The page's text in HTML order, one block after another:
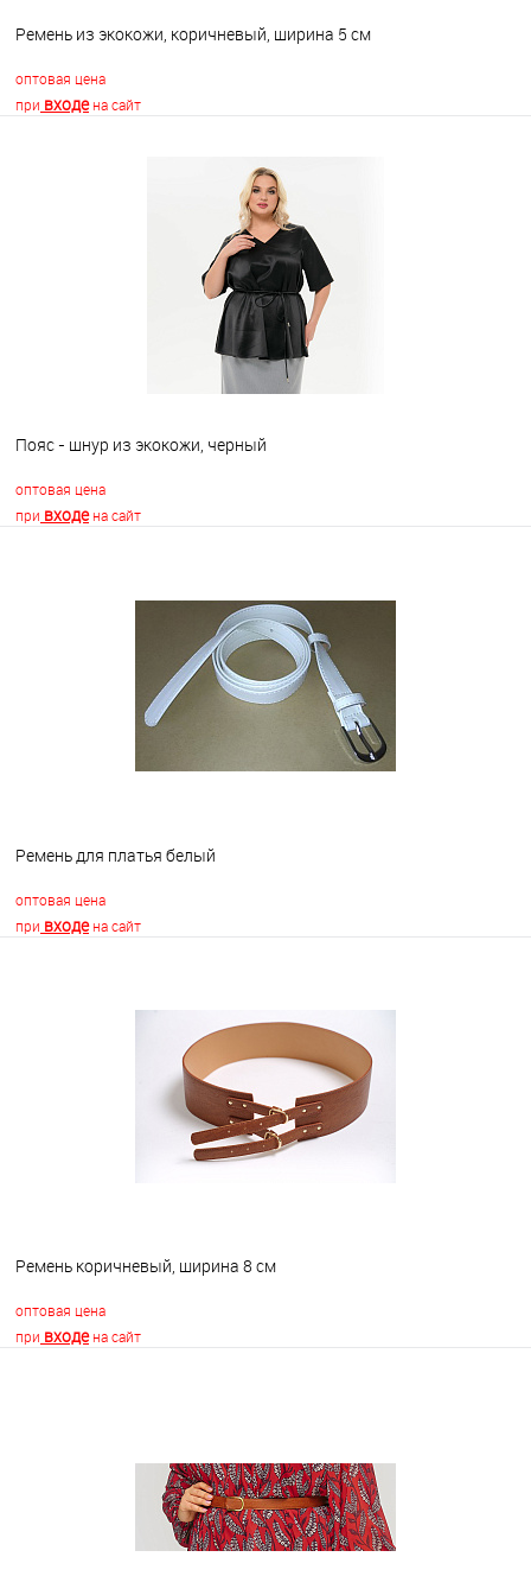
Ремень из экокожи, коричневый, ширина 5 см
оптовая цена
при входена сайт
В корзину
Пояс - шнур из экокожи, черный
оптовая цена
при входена сайт
Недоступно
Ремень для платья белый
оптовая цена
при входена сайт
В наличии
Ремень коричневый, ширина 8 см
оптовая цена
при входена сайт
В наличии